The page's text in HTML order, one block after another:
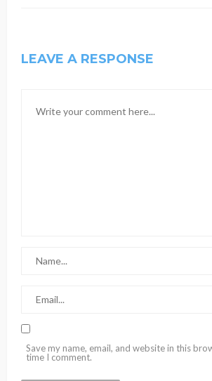
LEAVE A RESPONSE
Save my name, email, and website in this
time I comment.